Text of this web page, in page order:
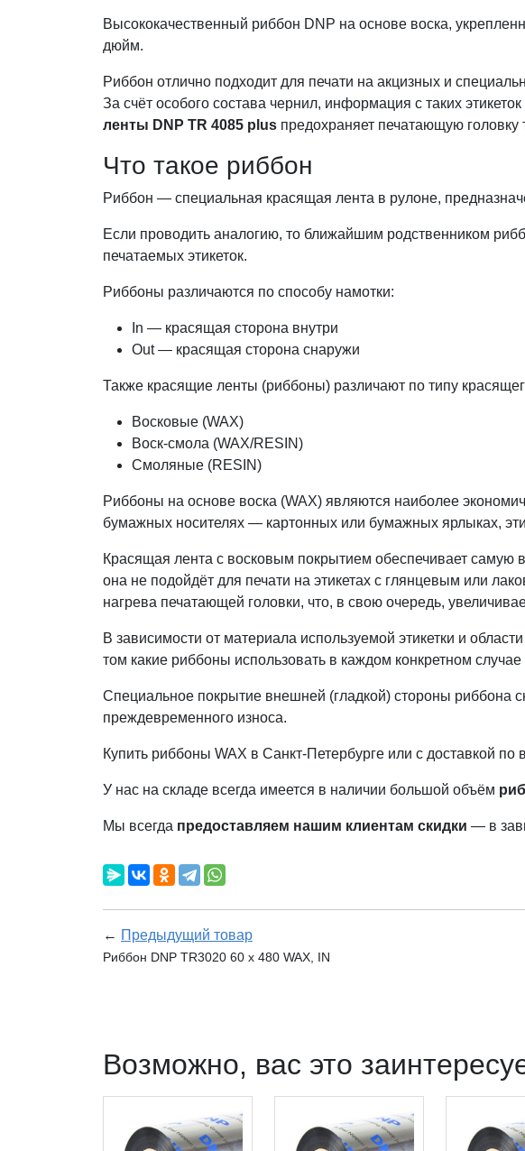
Высококачественный риббон DNP на основе воска,
дюйм.
Риббон отлично подходит для печати на акцизных и
За счёт особого состава чернил, информация с таких
ленты DNP TR 4085 plus предохраняет печатающую головку
Что такое риббон
Риббон — специальная красящая лента в рулоне,
Если проводить аналогию, то ближайшим родственником
печатаемых этикеток.
Риббоны различаются по способу намотки:
In — красящая сторона внутри
Out — красящая сторона снаружи
Также красящие ленты (риббоны) различают по типу
Восковые (WAX)
Воск-смола (WAX/RESIN)
Смоляные (RESIN)
Риббоны на основе воска (WAX) являются наиболее
бумажных носителях — картонных или бумажных ярлыках,
Красящая лента с восковым покрытием обеспечивает самую
она не подойдёт для печати на этикетах с глянцевым или
нагрева печатающей головки, что, в свою очередь,
В зависимости от материала используемой этикетки и
том какие риббоны использовать в каждом конкретном
Специальное покрытие внешней (гладкой) стороны риббона
преждевременного износа.
Купить риббоны WAX в Санкт-Петербурге или с доставкой
У нас на складе всегда имеется в наличии большой объём
Мы всегда предоставляем нашим клиентам скидки — в
← Предыдущий товар
Риббон DNP TR3020 60 х 480 WAX, IN
Возможно, вас это